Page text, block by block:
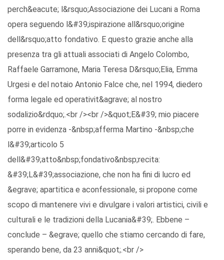
perch&eacute; l&rsquo;Associazione dei Lucani a Roma
opera seguendo l&#39;ispirazione all&rsquo;origine
dell&rsquo;atto fondativo. E questo grazie anche alla
presenza tra gli attuali associati di Angelo Colombo,
Raffaele Garramone, Maria Teresa D&rsquo;Elia, Emma
Urgesi e del notaio Antonio Falce che, nel 1994, diedero
forma legale ed operativit&agrave; al nostro
sodalizio&rdquo;.<br /><br />&quot;E&#39; mio piacere
porre in evidenza -&nbsp;afferma Martino -&nbsp;che
l&#39;articolo 5
dell&#39;atto&nbsp;fondativo&nbsp;recita:
&#39;L&#39;associazione, che non ha fini di lucro ed
&egrave; apartitica e aconfessionale, si propone come
scopo di mantenere vivi e divulgare i valori artistici, civili e
culturali e le tradizioni della Lucania&#39;. Ebbene –
conclude – &egrave; quello che stiamo cercando di fare,
sperando bene, da 23 anni&quot;.<br />